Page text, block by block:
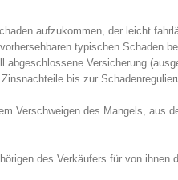
aufzukommen, der leicht
typischen Schaden
Versicherung
bis zur
Verschweigen des Mangels, aus
des Verkäufers für von ihnen